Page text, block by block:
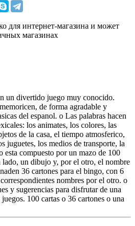
для интернет-магазина и может
магазинах
un divertido juego muy conocido.
de forma agradable у
del espanol. o Las palabras hacen
los animates, los colores, las
de la casa, el tiempo atmosferico,
juguetes, los medios de transporte, la
esta compuesto por un mazo de 100
lado, un dibujo y, por el otro, el nombre
36 cartones para el bingo, con 6
nombres por el otro. o
у sugerencias para disfrutar de una
100 cartas o 36 cartones o una